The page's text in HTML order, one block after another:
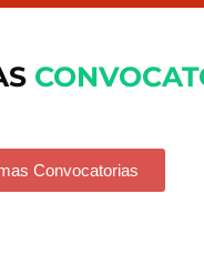
Convocatorias